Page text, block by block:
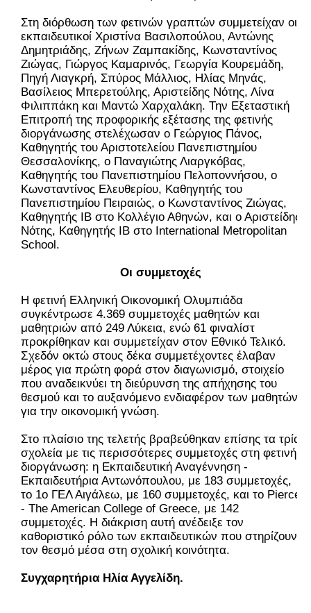
Στη διόρθωση των φετινών γραπτών συμμετείχαν οι
εκπαιδευτικοί Χριστίνα Βασιλοπούλου, Αντώνης
Δημητριάδης, Ζήνων Ζαμπακίδης, Κωνσταντίνος
Ζιώγας, Γιώργος Καμαρινός, Γεωργία Κουρεμάδη,
Πηγή Λιαγκρή, Σπύρος Μάλλιος, Ηλίας Μηνάς,
Βασίλειος Μπερετούλης, Αριστείδης Νότης, Λίνα
Φιλιππάκη και Μαντώ Χαρχαλάκη. Την Εξεταστική
Επιτροπή της προφορικής εξέτασης της φετινής
διοργάνωσης στελέχωσαν ο Γεώργιος Πάνος,
Καθηγητής του Αριστοτελείου Πανεπιστημίου
Θεσσαλονίκης, ο Παναγιώτης Λιαργκόβας,
Καθηγητής του Πανεπιστημίου Πελοποννήσου, ο
Κωνσταντίνος Ελευθερίου, Καθηγητής του
Πανεπιστημίου Πειραιώς, ο Κωνσταντίνος Ζιώγας,
Καθηγητής IB στο Κολλέγιο Αθηνών, και ο Αριστείδης
Νότης, Καθηγητής IB στο International Metropolitan
School.
Οι συμμετοχές
Η φετινή Ελληνική Οικονομική Ολυμπιάδα
συγκέντρωσε 4.369 συμμετοχές μαθητών και
μαθητριών από 249 Λύκεια, ενώ 61 φιναλίστ
προκρίθηκαν και συμμετείχαν στον Εθνικό Τελικό.
Σχεδόν οκτώ στους δέκα συμμετέχοντες έλαβαν
μέρος για πρώτη φορά στον διαγωνισμό, στοιχείο
που αναδεικνύει τη διεύρυνση της απήχησης του
θεσμού και το αυξανόμενο ενδιαφέρον των μαθητών
για την οικονομική γνώση.
Στο πλαίσιο της τελετής βραβεύθηκαν επίσης τα τρία
σχολεία με τις περισσότερες συμμετοχές στη φετινή
διοργάνωση: η Εκπαιδευτική Αναγέννηση -
Εκπαιδευτήρια Αντωνόπουλου, με 183 συμμετοχές,
το 1ο ΓΕΛ Αιγάλεω, με 160 συμμετοχές, και το Pierce
- The American College of Greece, με 142
συμμετοχές. Η διάκριση αυτή ανέδειξε τον
καθοριστικό ρόλο των εκπαιδευτικών που στηρίζουν
τον θεσμό μέσα στη σχολική κοινότητα.
Συγχαρητήρια Ηλία Αγγελίδη.